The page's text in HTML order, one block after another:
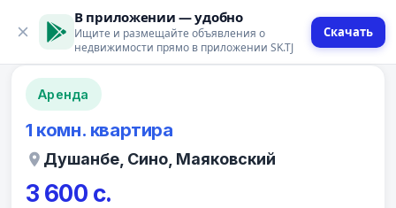
В приложении — удобно
Ищите и размещайте объявления о
недвижимости прямо в приложении SK.TJ
Скачать
12 фото
Аренда
1 комн. квартира
Душанбе, Сино, Маяковский
3 600 с.